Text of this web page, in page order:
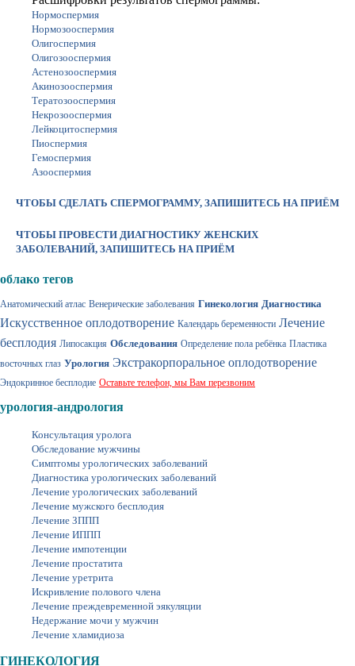
Нормоспермия
Нормозооспермия
Олигоспермия
Олигозооспермия
Астенозооспермия
Акинозооспермия
Тератозооспермия
Некрозооспермия
Лейкоцитоспермия
Пиоспермия
Гемоспермия
Азооспермия
ЧТОБЫ СДЕЛАТЬ СПЕРМОГРАММУ, ЗАПИШИТЕСЬ НА ПРИЁМ
ЧТОБЫ ПРОВЕСТИ ДИАГНОСТИКУ ЖЕНСКИХ
ЗАБОЛЕВАНИЙ, ЗАПИШИТЕСЬ НА ПРИЁМ
облако тегов
Анатомический атлас Венерические заболевания Гинекология Диагностика
Искусственное оплодотворение Календарь беременности Лечение
бесплодия Липосакция Обследования Определение пола ребёнка Пластика
восточных глаз Урология Экстракорпоральное оплодотворение
Эндокринное бесплодие Оставьте телефон, мы Вам перезвоним
урология-андрология
Консультация уролога
Обследование мужчины
Симптомы урологических заболеваний
Диагностика урологических заболеваний
Лечение урологических заболеваний
Лечение мужского бесплодия
Лечение ЗППП
Лечение ИППП
Лечение импотенции
Лечение простатита
Лечение уретрита
Искривление полового члена
Лечение преждевременной эякуляции
Недержание мочи у мужчин
Лечение хламидиоза
ГИНЕКОЛОГИЯ